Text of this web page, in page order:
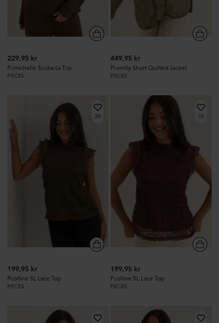
229,95 kr
Pcmichelle Scuba Ls Top
PIECES
449,95 kr
Pcemily Short Quilted Jacket
PIECES
20
199,95 kr
Pcolline SL Lace Top
PIECES
33
199,95 kr
Pcolline SL Lace Top
PIECES